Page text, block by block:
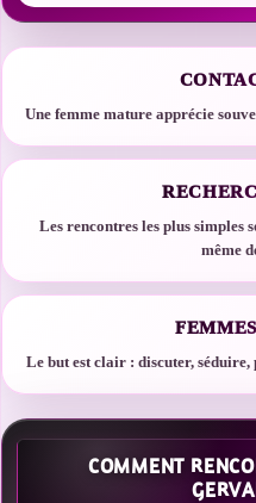
Une femme mature apprécie
Les rencontres les plus simples
même
Le but est clair : discuter, séduire,
COMMENT